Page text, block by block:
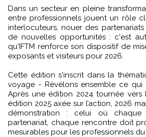
Dans un secteur en pleine transformation, les rencontres
entre professionnels jouent un rôle
interlocuteurs, nouer des
de nouvelles opportunités : c'est
qu'IFTM renforce son dispositif de
exposants et visiteurs pour 2026.
Cette édition s'inscrit dans la
voyage - Révélons ensemble ce
Après une édition 2024 tournée vers
édition 2025 axée sur l’action, 2026
démonstration : celui où chaque
partenariat, chaque rencontre doit
mesurables pour les professionnels du